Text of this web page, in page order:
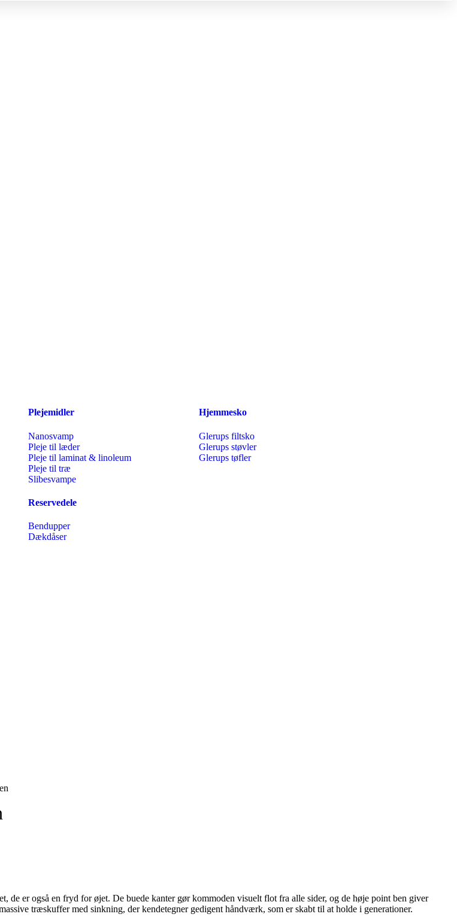
Plejemidler
Nanosvamp
Pleje til læder
Pleje til laminat & linoleum
Pleje til træ
Slibesvampe
Reservedele
Bendupper
Dækdåser
Hjemmesko
Glerups filtsko
Glerups støvler
Glerups tøfler
er også en fryd for øjet. De buede kanter gør kommoden visuelt flot fra alle sider, og de høje point ben giver
træskuffer med sinkning, der kendetegner gedigent håndværk, som er skabt til at holde i generationer.